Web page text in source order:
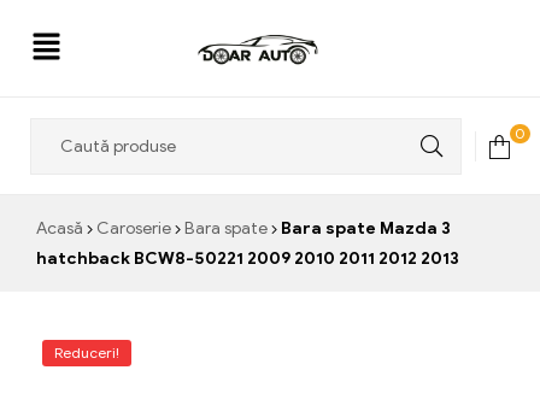
0
Acasă Caroserie Bara spate
Bara spate Mazda 3
hatchback BCW8-50221 2009 2010 2011 2012 2013
Reduceri!